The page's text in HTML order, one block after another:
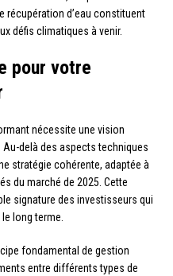
récupération d’eau constituent
défis climatiques à venir.
pour votre
nécessite une vision
delà des aspects techniques
stratégie cohérente, adaptée à
du marché de 2025. Cette
signature des investisseurs qui
long terme.
fondamental de gestion
entre différents types de